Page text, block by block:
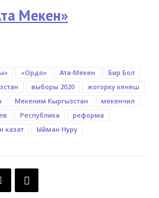
Мекен»
«Ордо» Ата-Мекен
Бир Бол
выборы 2020
жогорку кенеш
Мекеним Кыргызстан
мекенчил
Республика
реформа
казат Ыйман Нуру